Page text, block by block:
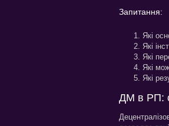
Запитання:
Які
Які
Які
Які
Які
ДМ в РП: